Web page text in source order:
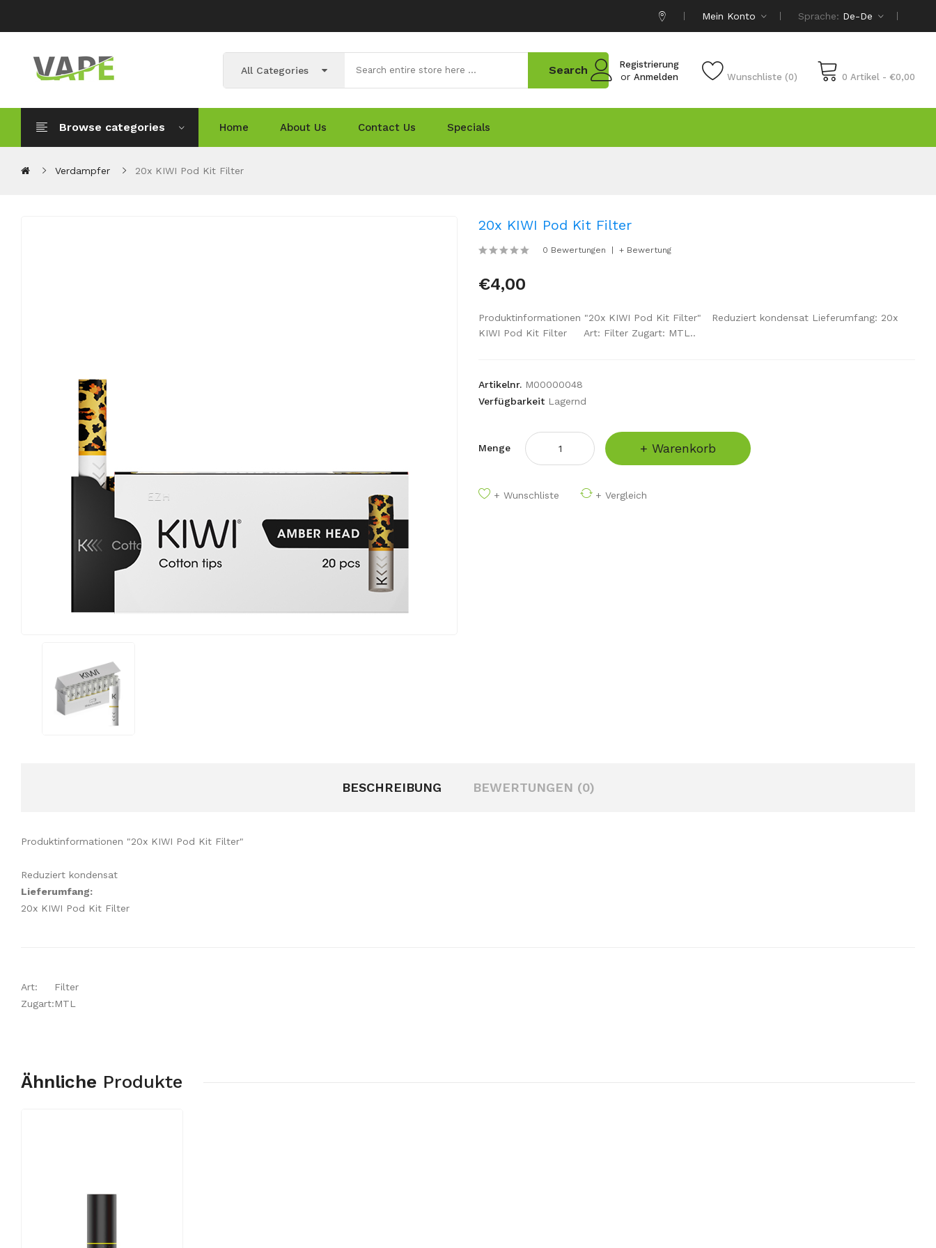
Mein Konto Sprache: De-De
Registrierung
or Anmelden Wunschliste (0) 0 Artikel - €0,00
All Categories Search
Browse categories Home About Us Contact Us Specials
Verdampfer 20x KIWI Pod Kit Filter
20x KIWI Pod Kit Filter
0 Bewertungen + Bewertung
€4,00
Produktinformationen "20x KIWI Pod Kit Filter" Reduziert kondensat Lieferumfang: 20x
KIWI Pod Kit Filter Art: Filter Zugart: MTL..
Artikelnr. M00000048
Verfügbarkeit Lagernd
Menge + Warenkorb
+ Wunschliste + Vergleich
BESCHREIBUNG BEWERTUNGEN (0)
Produktinformationen "20x KIWI Pod Kit Filter"
Reduziert kondensat
Lieferumfang:
20x KIWI Pod Kit Filter
Art:
Filter
Zugart:MTL
Ähnliche Produkte